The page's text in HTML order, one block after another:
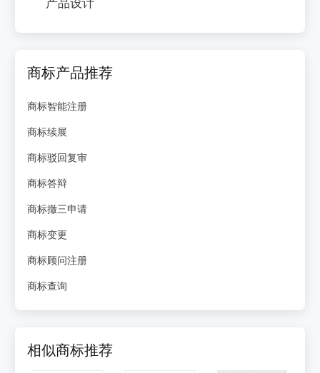
商标产品推荐
商标智能注册
商标续展
商标驳回复审
商标答辩
商标撤三申请
商标变更
商标顾问注册
商标查询
相似商标推荐